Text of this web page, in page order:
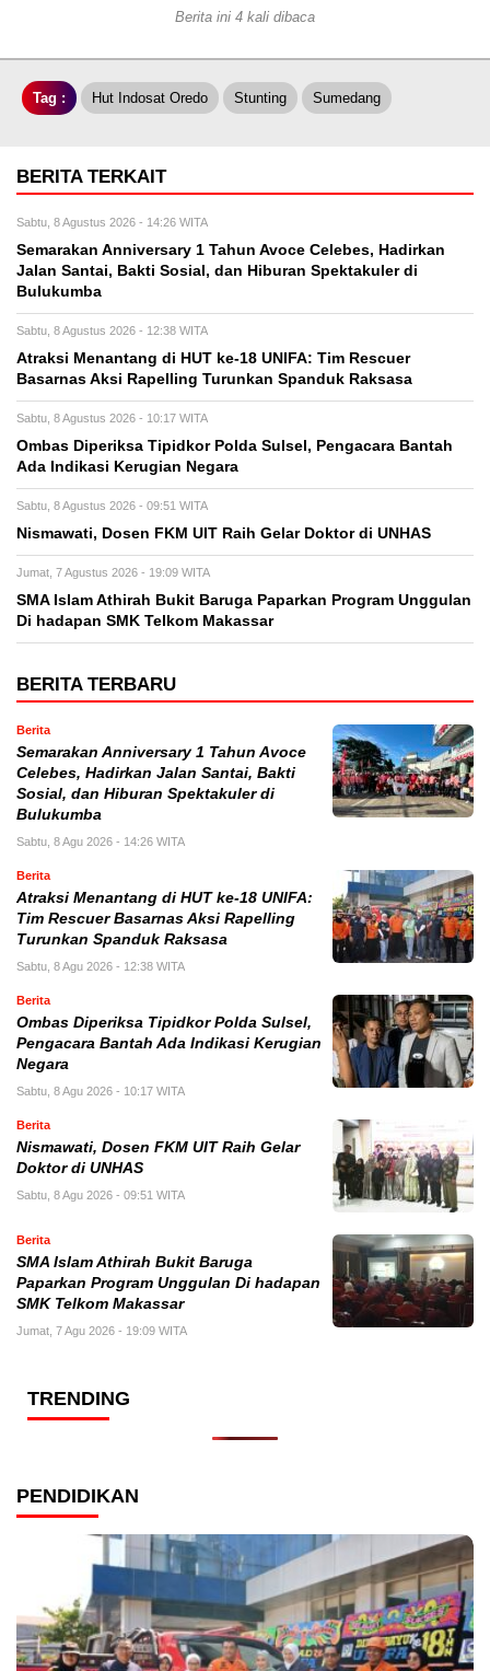
Berita ini 4 kali dibaca
Tag : Hut Indosat Oredo Stunting Sumedang
BERITA TERKAIT
Sabtu, 8 Agustus 2026 - 14:26 WITA
Semarakan Anniversary 1 Tahun Avoce Celebes, Hadirkan
Jalan Santai, Bakti Sosial, dan Hiburan Spektakuler di
Bulukumba
Sabtu, 8 Agustus 2026 - 12:38 WITA
Atraksi Menantang di HUT ke-18 UNIFA: Tim Rescuer
Basarnas Aksi Rapelling Turunkan Spanduk Raksasa
Sabtu, 8 Agustus 2026 - 10:17 WITA
Ombas Diperiksa Tipidkor Polda Sulsel, Pengacara Bantah
Ada Indikasi Kerugian Negara
Sabtu, 8 Agustus 2026 - 09:51 WITA
Nismawati, Dosen FKM UIT Raih Gelar Doktor di UNHAS
Jumat, 7 Agustus 2026 - 19:09 WITA
SMA Islam Athirah Bukit Baruga Paparkan Program Unggulan
Di hadapan SMK Telkom Makassar
BERITA TERBARU
Berita
Semarakan Anniversary 1 Tahun Avoce
Celebes, Hadirkan Jalan Santai, Bakti
Sosial, dan Hiburan Spektakuler di
Bulukumba
Sabtu, 8 Agu 2026 - 14:26 WITA
Berita
Atraksi Menantang di HUT ke-18 UNIFA:
Tim Rescuer Basarnas Aksi Rapelling
Turunkan Spanduk Raksasa
Sabtu, 8 Agu 2026 - 12:38 WITA
Berita
Ombas Diperiksa Tipidkor Polda Sulsel,
Pengacara Bantah Ada Indikasi Kerugian
Negara
Sabtu, 8 Agu 2026 - 10:17 WITA
Berita
Nismawati, Dosen FKM UIT Raih Gelar
Doktor di UNHAS
Sabtu, 8 Agu 2026 - 09:51 WITA
Berita
SMA Islam Athirah Bukit Baruga
Paparkan Program Unggulan Di hadapan
SMK Telkom Makassar
Jumat, 7 Agu 2026 - 19:09 WITA
TRENDING
PENDIDIKAN